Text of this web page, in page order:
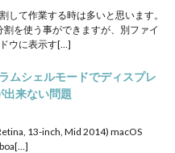
して作業する時は多いと思います。
を使う事ができますが、別ファイ
ウに表示す[…]
ムシェルモードでディスプレ
出来ない問題
13-inch, Mid 2014) macOS